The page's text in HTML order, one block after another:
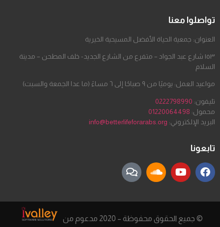
تواصلوا معنا
العنوان: جمعية الحياة الأفضل المسيحية الخيرية
١٥٣ شارع عبد الجواد – متفرع من الشارع الجديد- خلف المطحن – مدينة
السلام
مواعيد العمل: يوميًا من ٩ صباحًا إلى ٦ مساءً (ما عدا الجمعة والسبت)
تليفون: 0222798990
محمول: 01220064498
البريد الإلكتروني: info@betterlifeforarabs.org
تابعونا
© جميع الحقوق محفوظة – 2020 مدعوم من